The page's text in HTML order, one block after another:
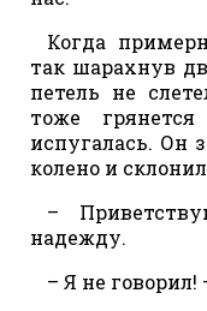
Когда
так шарахнув
петель не
тоже
испугалась. Он
колено и
–
надежду.
– Я не